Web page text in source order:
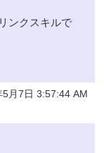
ンクスキルで
5月7日 3:57:44 AM